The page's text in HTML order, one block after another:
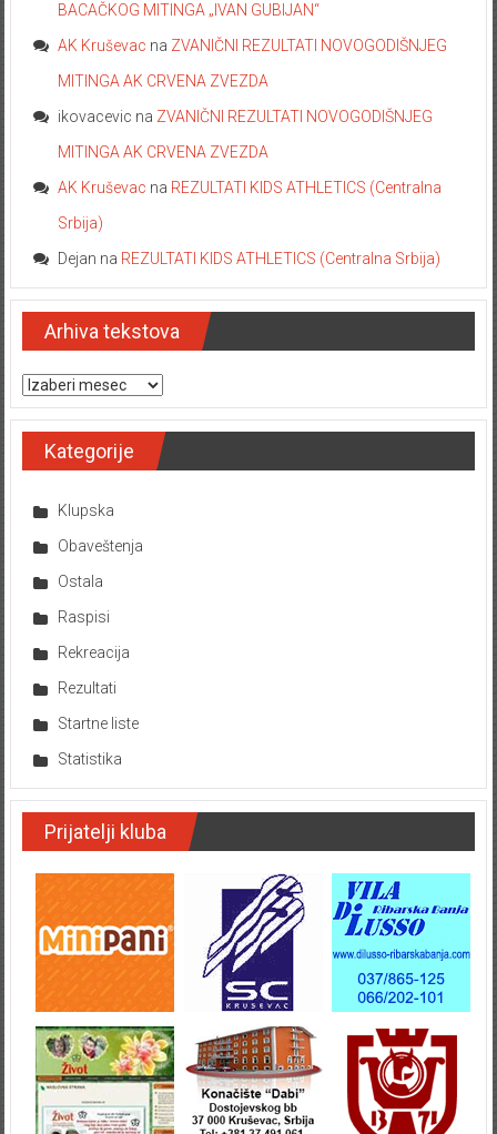
BACAČKOG MITINGA „IVAN GUBIJAN“
AK Kruševac na ZVANIČNI REZULTATI NOVOGODIŠNJEG
MITINGA AK CRVENA ZVEZDA
ikovacevic na ZVANIČNI REZULTATI NOVOGODIŠNJEG
MITINGA AK CRVENA ZVEZDA
AK Kruševac na REZULTATI KIDS ATHLETICS (Centralna
Srbija)
Dejan na REZULTATI KIDS ATHLETICS (Centralna Srbija)
Arhiva tekstova
Arhiva tekstova
Kategorije
Klupska
Obaveštenja
Ostala
Raspisi
Rekreacija
Rezultati
Startne liste
Statistika
Prijatelji kluba